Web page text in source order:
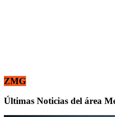
ZMG
Últimas Noticias del área